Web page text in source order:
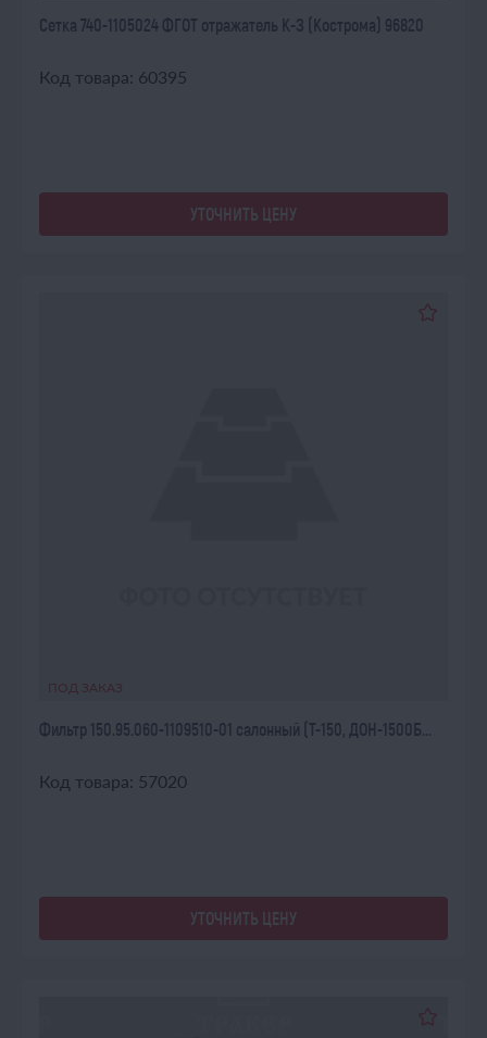
Сетка 740-1105024 ФГОТ отражатель К-З (Кострома) 96820
Код товара: 60395
УТОЧНИТЬ ЦЕНУ
ПОД ЗАКАЗ
Фильтр 150.95.060-1109510-01 салонный (Т-150, ДОН-1500Б...
Код товара: 57020
УТОЧНИТЬ ЦЕНУ